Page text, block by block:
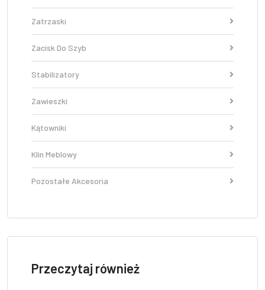
Zatrzaski
Zacisk Do Szyb
Stabilizatory
Zawieszki
Kątowniki
Klin Meblowy
Pozostałe Akcesoria
Przeczytaj również